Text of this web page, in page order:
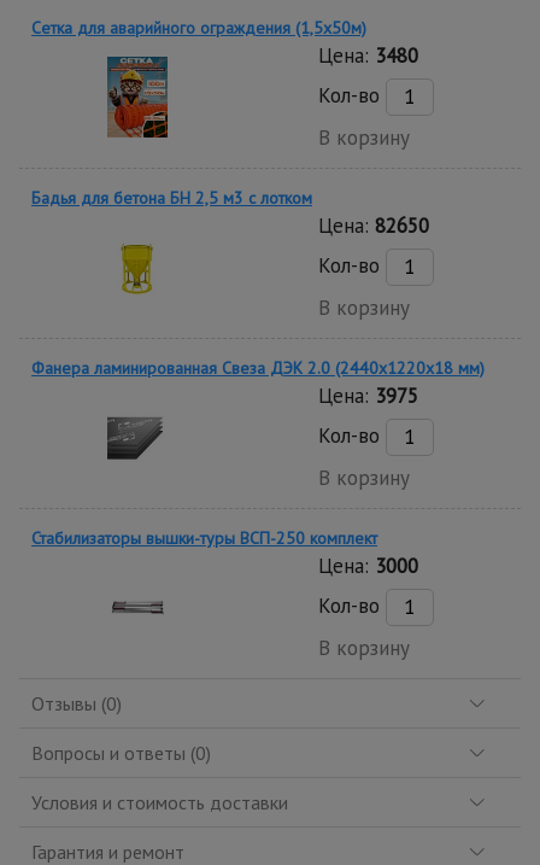
Сетка для аварийного ограждения (1,5х50м)
Цена: 3480
Кол-во
В корзину
Бадья для бетона БН 2,5 м3 с лотком
Цена: 82650
Кол-во
В корзину
Фанера ламинированная Свеза ДЭК 2.0 (2440х1220х18 мм)
Цена: 3975
Кол-во
В корзину
Стабилизаторы вышки-туры ВСП-250 комплект
Цена: 3000
Кол-во
В корзину
Отзывы (0)
Вопросы и ответы (0)
Условия и стоимость доставки
Гарантия и ремонт